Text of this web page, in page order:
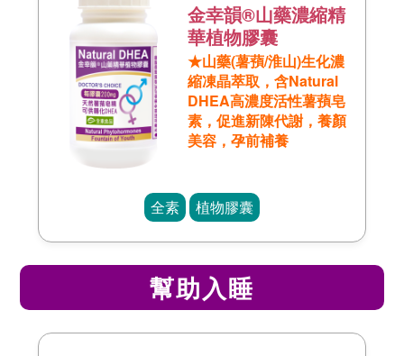
金幸韻®山藥濃縮精
華植物膠囊
★山藥(薯蕷/淮山)生化濃
縮凍晶萃取，含Natural
DHEA高濃度活性薯蕷皂
素，促進新陳代謝，養顏
美容，孕前補養
全素 植物膠囊
幫助入睡